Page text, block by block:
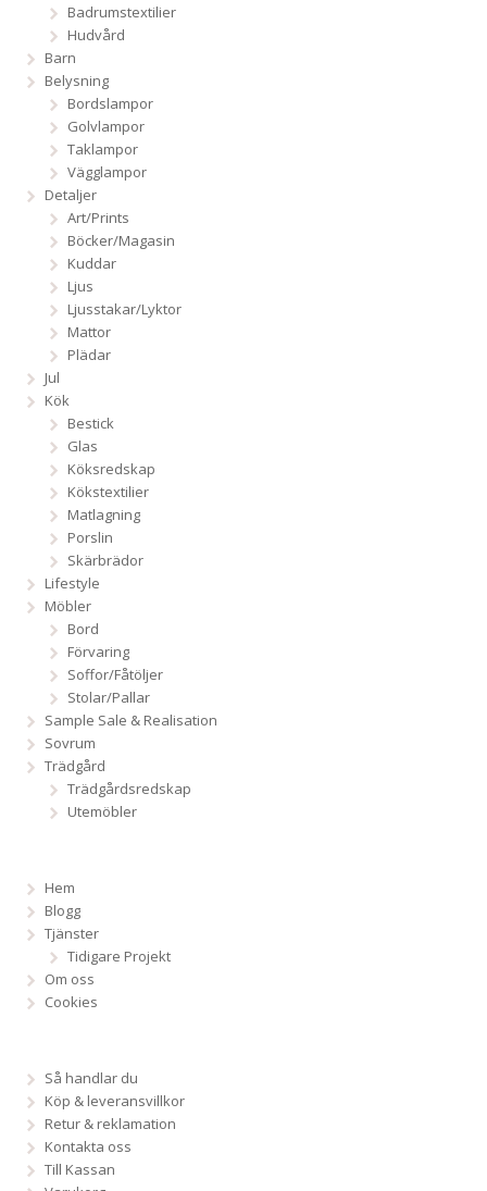
Badrumstextilier
Hudvård
Barn
Belysning
Bordslampor
Golvlampor
Taklampor
Vägglampor
Detaljer
Art/Prints
Böcker/Magasin
Kuddar
Ljus
Ljusstakar/Lyktor
Mattor
Plädar
Jul
Kök
Bestick
Glas
Köksredskap
Kökstextilier
Matlagning
Porslin
Skärbrädor
Lifestyle
Möbler
Bord
Förvaring
Soffor/Fåtöljer
Stolar/Pallar
Sample Sale & Realisation
Sovrum
Trädgård
Trädgårdsredskap
Utemöbler
Hem
Blogg
Tjänster
Tidigare Projekt
Om oss
Cookies
Så handlar du
Köp & leveransvillkor
Retur & reklamation
Kontakta oss
Till Kassan